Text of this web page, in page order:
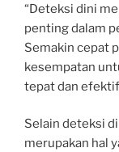
“Deteksi dini
penting dalam
Semakin cepat
kesempatan
tepat dan
Selain deteksi
merupakan hal